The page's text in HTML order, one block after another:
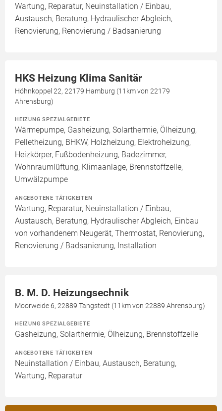
Wartung, Reparatur, Neuinstallation / Einbau,
Austausch, Beratung, Hydraulischer Abgleich,
Renovierung, Renovierung / Badsanierung
HKS Heizung Klima Sanitär
Höhnkoppel 22, 22179 Hamburg (11km von 22179
Ahrensburg)
HEIZUNG SPEZIALGEBIETE
Wärmepumpe, Gasheizung, Solarthermie, Ölheizung,
Pelletheizung, BHKW, Holzheizung, Elektroheizung,
Heizkörper, Fußbodenheizung, Badezimmer,
Wohnraumlüftung, Klimaanlage, Brennstoffzelle,
Umwälzpumpe
ANGEBOTENE TÄTIGKEITEN
Wartung, Reparatur, Neuinstallation / Einbau,
Austausch, Beratung, Hydraulischer Abgleich, Einbau
von vorhandenem Neugerät, Thermostat, Renovierung,
Renovierung / Badsanierung, Installation
B. M. D. Heizungsechnik
Moorweide 6, 22889 Tangstedt (11km von 22889 Ahrensburg)
HEIZUNG SPEZIALGEBIETE
Gasheizung, Solarthermie, Ölheizung, Brennstoffzelle
ANGEBOTENE TÄTIGKEITEN
Neuinstallation / Einbau, Austausch, Beratung,
Wartung, Reparatur